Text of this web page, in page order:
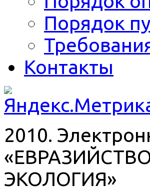
Порядок
Контакты
2010.
ЭКОЛОГИЯ»